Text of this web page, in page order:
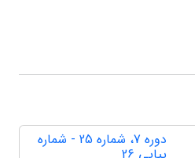
دوره 7، شماره 25 - شماره